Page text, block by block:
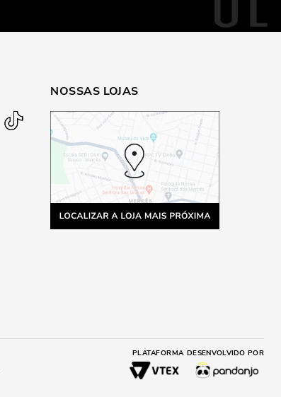
NOSSAS LOJAS
PLATAFORMA DESENVOLVIDO POR